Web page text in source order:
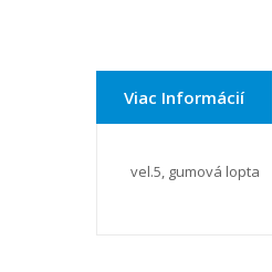
Viac Informácií
vel.5, gumová lopta